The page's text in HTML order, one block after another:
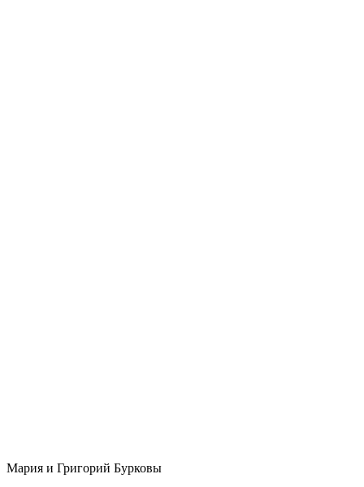
Мария и Григорий Бурковы